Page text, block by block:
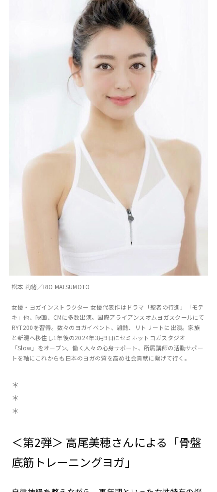
松本 莉緒／RIO MATSUMOTO
女優・ヨガインストラクター 女優代表作はドラマ「聖者の行進」「モテ
キ」他、映画、CMに多数出演。国際アライアンスオムヨガスクールにて
RYT200を習得。数々のヨガイベント、雑誌、リトリートに出演。家族
と新潟へ移住し1年後の2024年3月9日にセミホットヨガスタジオ
「Slow」をオープン。働く人々の心身サポート、所属講師の活動サポー
トを軸にこれからも日本のヨガの質を高め社会貢献に繋げて行く。
＊
＊
＊
＜第2弾＞ 高尾美穂さんによる「骨盤
底筋トレーニングヨガ」